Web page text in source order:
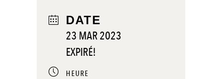
DATE
23 MAR 2023
EXPIRÉ!
HEURE